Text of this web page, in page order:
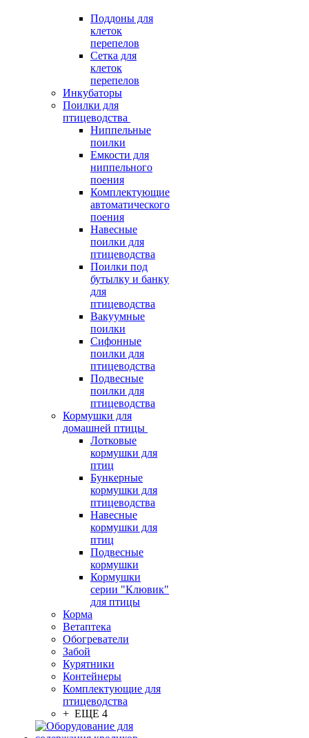
Поддоны для
клеток
перепелов
Сетка для
клеток
перепелов
Инкубаторы
Поилки для
птицеводства
Ниппельные
поилки
Емкости для
ниппельного
поения
Комплектующие
автоматического
поения
Навесные
поилки для
птицеводства
Поилки под
бутылку и банку
для
птицеводства
Вакуумные
поилки
Сифонные
поилки для
птицеводства
Подвесные
поилки для
птицеводства
Кормушки для
домашней птицы
Лотковые
кормушки для
птиц
Бункерные
кормушки для
птицеводства
Навесные
кормушки для
птиц
Подвесные
кормушки
Кормушки
серии "Клювик"
для птицы
Корма
Ветаптека
Обогреватели
Забой
Курятники
Контейнеры
Комплектующие для
птицеводства
+ ЕЩЕ 4